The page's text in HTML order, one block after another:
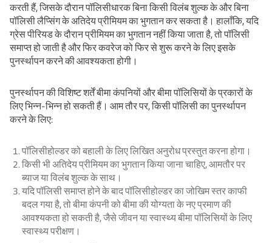
करती हैं, जिसके दौरान पॉलिसीधारक बिना किसी विलंब शुल्क के और बिना
पॉलिसी लैप्सिंग के अतिदेय प्रीमियम का भुगतान कर सकता है। हालाँकि, यदि
ग्रेस पीरियड के दौरान प्रीमियम का भुगतान नहीं किया जाता है, तो पॉलिसी
समाप्त हो जाती है और फिर कवरेज को फिर से शुरू करने के लिए इसके
पुनर्स्थापन करने की आवश्यकता होगी।
पुनर्स्थापन की विशिष्ट शर्तें बीमा कंपनियों और बीमा पॉलिसियों के प्रकारों के
लिए भिन्न-भिन्न हो सकती हैं। आम तौर पर, किसी पॉलिसी का पुनर्स्थापन
करने के लिए:
पॉलिसीहोल्डर को बहाली के लिए लिखित अनुरोध प्रस्तुत करना होगा।
किसी भी अतिदेय प्रीमियम का भुगतान किया जाना चाहिए, आमतौर पर
ब्याज या विलंब शुल्क के साथ।
यदि पॉलिसी समाप्त होने के बाद पॉलिसीहोल्डर का जोखिम स्तर काफी
बदल गया है, तो बीमा कंपनी को बीमा की योग्यता के नए प्रमाण की
आवश्यकता हो सकती है, जैसे जीवन या स्वास्थ्य बीमा पॉलिसियों के लिए
स्वास्थ्य परीक्षण।